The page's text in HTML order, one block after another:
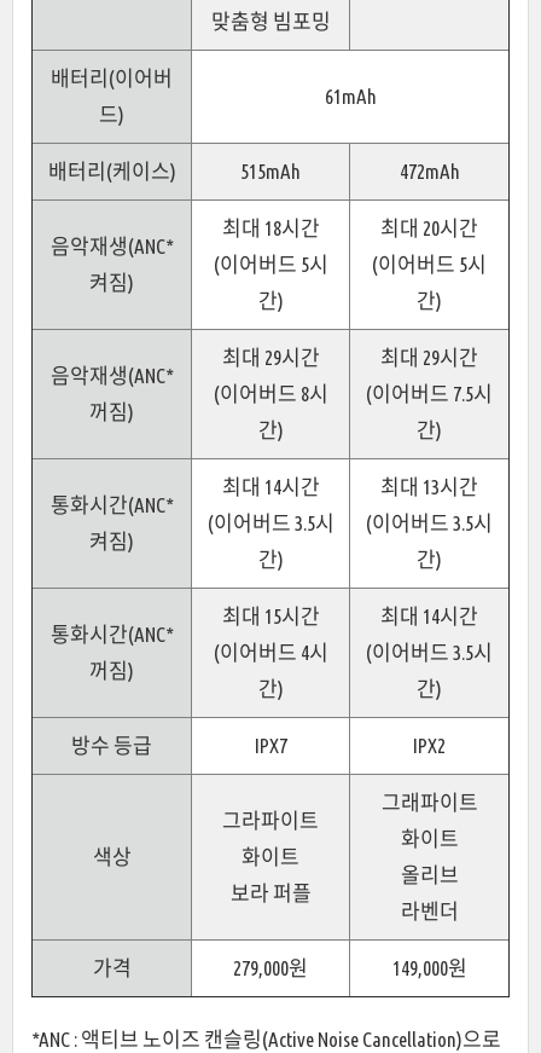
맞춤형 빔포밍
배터리(이어버
드)
61mAh
배터리(케이스) 515mAh 472mAh
음악재생(ANC*
켜짐)
최대 18시간
(이어버드 5시
간)
최대 20시간
(이어버드 5시
간)
음악재생(ANC*
꺼짐)
최대 29시간
(이어버드 8시
간)
최대 29시간
(이어버드 7.5시
간)
통화시간(ANC*
켜짐)
최대 14시간
(이어버드 3.5시
간)
최대 13시간
(이어버드 3.5시
간)
통화시간(ANC*
꺼짐)
최대 15시간
(이어버드 4시
간)
최대 14시간
(이어버드 3.5시
간)
방수 등급 IPX7 IPX2
색상
그라파이트
화이트
보라 퍼플
그래파이트
화이트
올리브
라벤더
가격 279,000원 149,000원
*ANC : 액티브 노이즈 캔슬링(Active Noise Cancellation)으로